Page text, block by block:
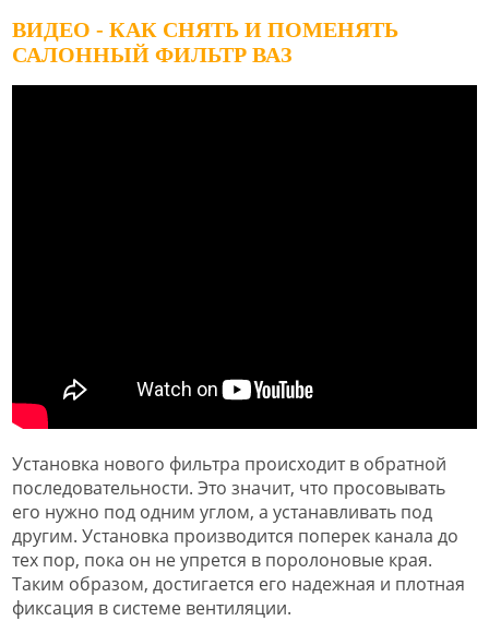
ВИДЕО - КАК СНЯТЬ И ПОМЕНЯТЬ
САЛОННЫЙ ФИЛЬТР ВАЗ
Установка нового фильтра происходит в обратной
последовательности. Это значит, что просовывать
его нужно под одним углом, а устанавливать под
другим. Установка производится поперек канала до
тех пор, пока он не упрется в поролоновые края.
Таким образом, достигается его надежная и плотная
фиксация в системе вентиляции.